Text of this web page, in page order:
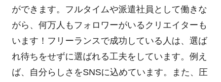
ができます。フルタイムや派遣社員として働きな
がら、何万人もフォロワーがいるクリエイターも
います！フリーランスで成功している人は、選ば
れ待ちをせずに選ばれる工夫をしています。例え
ば、自分らしさをSNSに込めています。また、圧